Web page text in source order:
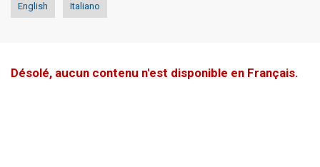
English Italiano
Désolé, aucun contenu n'est disponible en Français.